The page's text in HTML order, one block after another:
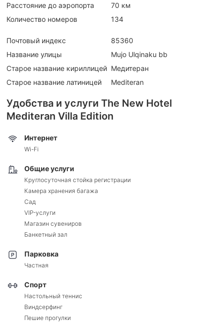
Расстояние до аэропорта
70 км
Количество номеров
134
Почтовый индекс
85360
Название улицы
Mujo Ulqinaku bb
Старое название кириллицей Медитеран
Старое название латиницей
Mediteran
Удобства и услуги The New Hotel
Mediteran Villa Edition
Интернет
Wi-Fi
Общие услуги
Круглосуточная стойка регистрации
Камера хранения багажа
Сад
VIP-услуги
Магазин сувениров
Банкетный зал
Парковка
Частная
Спорт
Настольный теннис
Виндсерфинг
Пешие прогулки